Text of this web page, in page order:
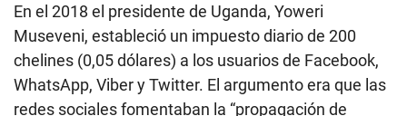
En el 2018 el presidente de Uganda, Yoweri
Museveni, estableció un impuesto diario de 200
chelines (0,05 dólares) a los usuarios de Facebook,
WhatsApp, Viber y Twitter. El argumento era que las
redes sociales fomentaban la “propagación de